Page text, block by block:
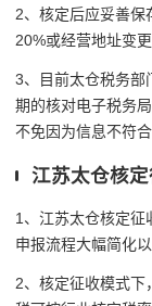
2、核定后应妥善保
20%或经营地址变
3、目前太仓税务部
期的核对电子税务
不免因为信息不符
江苏太仓核
1、江苏太仓核定征
申报流程大幅简化
2、核定征收模式下